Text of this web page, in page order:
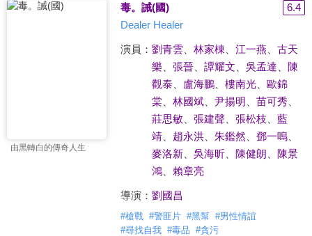
由黑轉白的傳奇人生
毒。誡(國)
6.4
Dealer Healer
演員： 劉青雲、 林家棟 江一燕
古天
樂
張晉、 譚耀文 吳孟達
陳
觀泰、 盧海鵬、 樓南光、 歐錦
棠
林國斌、 尹揚明 苗可秀
莊思敏、 張建聲、 張松枝
藍
靖、 趙永洪、 朱鑑然 鄧一嗚、
麥洛新、 吳海昕、 陳健朗
陳景
鴻、 賴章亮
導演： 劉國昌
#槍戰 #警匪片 #黑幫 #男性情誼
#尋找自我 #毒品 #貪污